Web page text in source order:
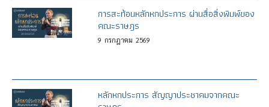
การสะท้อนหลักหกประการ ผ่านสื่อสิ่งพิมพ์ของ
คณะราษฎร
9 กรกฎาคม 2569
หลักหกประการ สัญญาประชาคมจากคณะ